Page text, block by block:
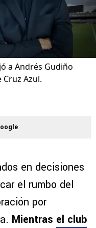
a Andrés Gudiño
Azul.
en decisiones
el rumbo del
por
Mientras el club